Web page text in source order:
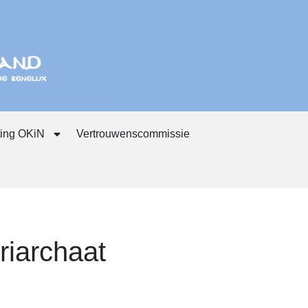
OKiN Vertrouwenscommissie